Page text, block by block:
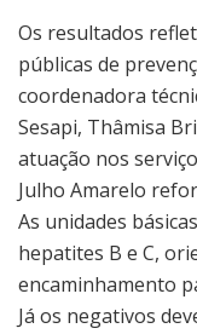
Os resultados
públicas de
coordenadora
Sesapi, Thâmisa
atuação nos
Julho Amarelo
As unidades
hepatites B e C,
encaminhamento
Já os negativos